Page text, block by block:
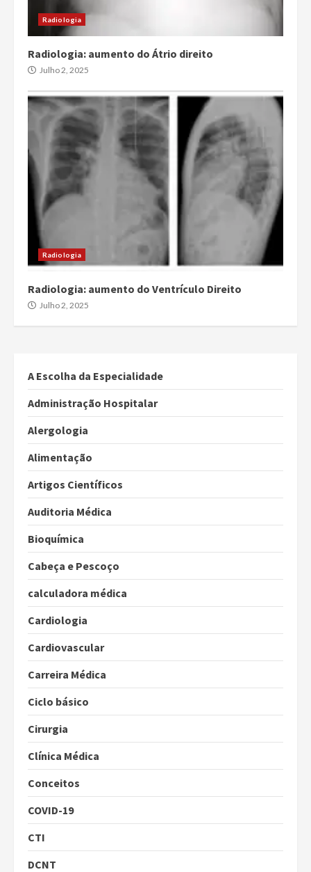
Radiologia
Radiologia: aumento do Átrio direito
Julho 2, 2025
Radiologia
Radiologia: aumento do Ventrículo Direito
Julho 2, 2025
A Escolha da Especialidade
Administração Hospitalar
Alergologia
Alimentação
Artigos Científicos
Auditoria Médica
Bioquímica
Cabeça e Pescoço
calculadora médica
Cardiologia
Cardiovascular
Carreira Médica
Ciclo básico
Cirurgia
Clínica Médica
Conceitos
COVID-19
CTI
DCNT